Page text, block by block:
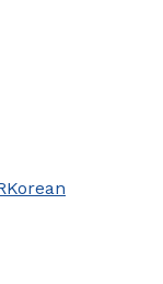
Korean